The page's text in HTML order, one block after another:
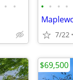
• • • • • •
7/22
$69,500